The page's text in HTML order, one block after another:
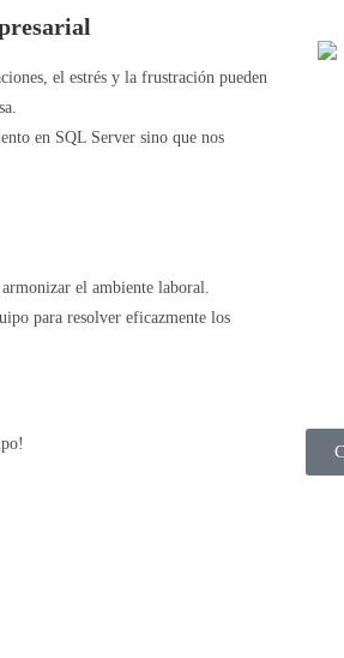
el estrés y la frustración pueden
en SQL Server sino que nos
el ambiente laboral.
para resolver eficazmente los